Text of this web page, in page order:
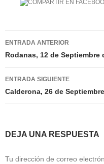
Navegación
de
entradas
ENTRADA ANTERIOR
Rodanas, 12 de Septiembre
ENTRADA SIGUIENTE
Calderona, 26 de
DEJA UNA RESPUESTA
Tu dirección de correo